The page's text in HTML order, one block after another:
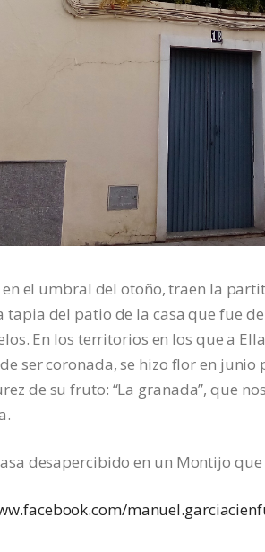
en el umbral del otoño, traen la
del patio de la casa que fue
En los territorios en los que a
ser coronada, se hizo flor en
de su fruto: “La granada”, que
desapercibido en un Montijo que